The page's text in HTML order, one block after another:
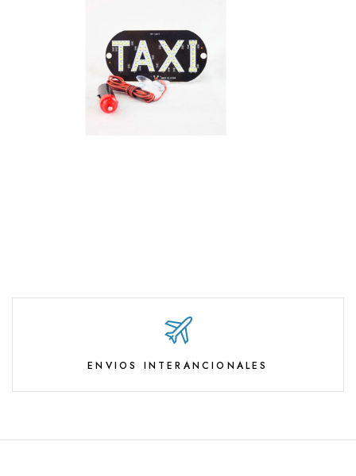
ENVIOS INTERANCIONALES